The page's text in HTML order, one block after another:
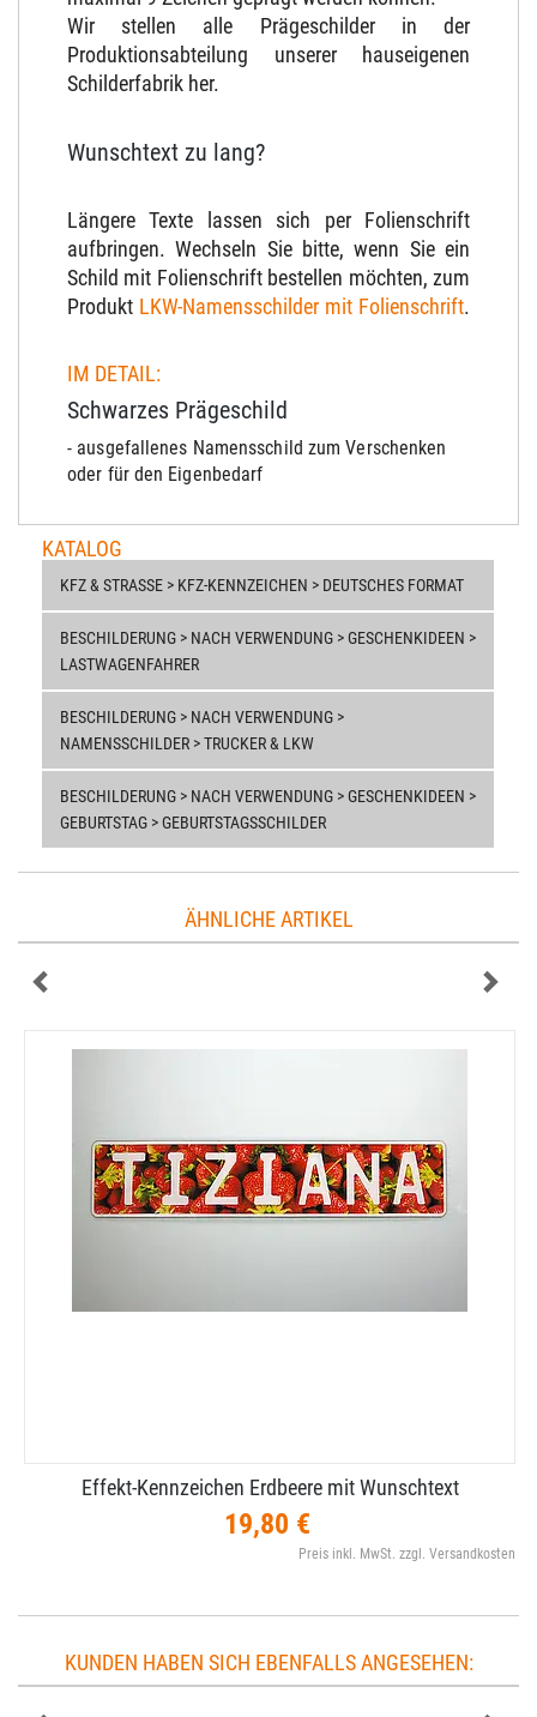
Wir stellen alle Prägeschilder in der
Produktionsabteilung unserer hauseigenen
Schilderfabrik her.
Wunschtext zu lang?
Längere Texte lassen sich per Folienschrift
aufbringen. Wechseln Sie bitte, wenn Sie ein
Schild mit Folienschrift bestellen möchten, zum
Produkt LKW-Namensschilder mit Folienschrift.
IM DETAIL:
Schwarzes Prägeschild
- ausgefallenes Namensschild zum Verschenken
oder für den Eigenbedarf
KATALOG
KFZ & STRASSE > KFZ-KENNZEICHEN > DEUTSCHES FORMAT
BESCHILDERUNG > NACH VERWENDUNG > GESCHENKIDEEN >
LASTWAGENFAHRER
BESCHILDERUNG > NACH VERWENDUNG >
NAMENSSCHILDER > TRUCKER & LKW
BESCHILDERUNG > NACH VERWENDUNG > GESCHENKIDEEN >
GEBURTSTAG > GEBURTSTAGSSCHILDER
ÄHNLICHE ARTIKEL
Effekt-​Kennzeichen Erdbeere mit Wunschtext
19,80 €
Preis inkl. MwSt. zzgl. Versandkosten
KUNDEN HABEN SICH EBENFALLS ANGESEHEN: